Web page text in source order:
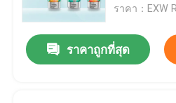
มือ
ราคา：EXW
ราคาถูกที่สุด